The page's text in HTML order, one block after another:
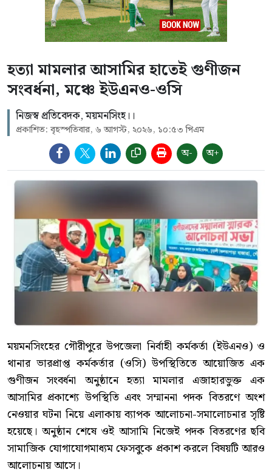
হত্যা মামলার আসামির হাতেই গুণীজন
সংবর্ধনা, মঞ্চে ইউএনও-ওসি
নিজস্ব প্রতিবেদক, ময়মনসিংহ।।
প্রকাশিত: বৃহস্পতিবার, ৬ আগস্ট, ২০২৬, ১০:৫৩ পিএম
অ- অ+
ময়মনসিংহের গৌরীপুরে উপজেলা নির্বাহী কর্মকর্তা (ইউএনও) ও
থানার ভারপ্রাপ্ত কর্মকর্তার (ওসি) উপস্থিতিতে আয়োজিত এক
গুণীজন সংবর্ধনা অনুষ্ঠানে হত্যা মামলার এজাহারভুক্ত এক
আসামির প্রকাশ্যে উপস্থিতি এবং সম্মাননা পদক বিতরণে অংশ
নেওয়ার ঘটনা নিয়ে এলাকায় ব্যাপক আলোচনা-সমালোচনার সৃষ্টি
হয়েছে। অনুষ্ঠান শেষে ওই আসামি নিজেই পদক বিতরণের ছবি
সামাজিক যোগাযোগমাধ্যম ফেসবুকে প্রকাশ করলে বিষয়টি আরও
আলোচনায় আসে।